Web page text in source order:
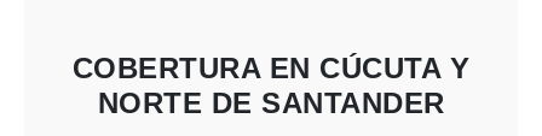
COBERTURA EN CÚCUTA Y
NORTE DE SANTANDER